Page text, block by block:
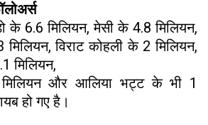
के 6.6 मिलियन, मेसी के 4.8 मिलियन,
विराट कोहली के 2 मिलियन,
मिलियन,
और आलिया भट्ट के भी 1
हो गए है।